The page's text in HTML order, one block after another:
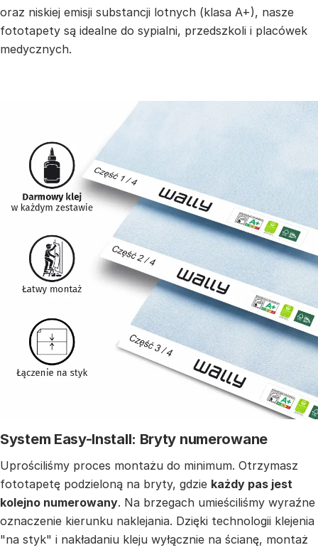
oraz niskiej emisji substancji lotnych (klasa A+), nasze
fototapety są idealne do sypialni, przedszkoli i placówek
medycznych.
System Easy-Install: Bryty numerowane
Uprościliśmy proces montażu do minimum. Otrzymasz
fototapetę podzieloną na bryty, gdzie każdy pas jest
kolejno numerowany. Na brzegach umieściliśmy wyraźne
oznaczenie kierunku naklejania. Dzięki technologii klejenia
"na styk" i nakładaniu kleju wyłącznie na ścianę, montaż